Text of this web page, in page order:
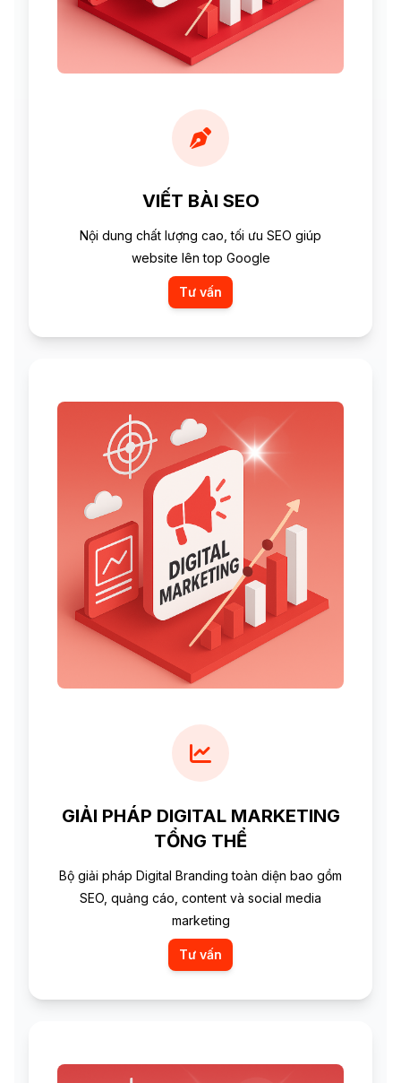
VIẾT BÀI SEO
Nội dung chất lượng cao, tối ưu SEO giúp
website lên top Google
Tư vấn
GIẢI PHÁP DIGITAL MARKETING
TỔNG THỂ
Bộ giải pháp Digital Branding toàn diện bao gồm
SEO, quảng cáo, content và social media
marketing
Tư vấn